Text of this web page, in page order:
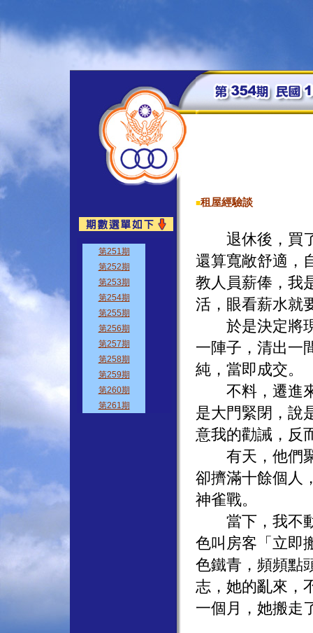
■租屋經驗談
退休後，買了
還算寬敞舒適，
教人員薪俸，我
活，眼看薪水就
於是決定將現
一陣子，清出一
純，當即成交。
不料，遷進來
是大門緊閉，說
意我的勸誡，反
有天，他們聚
卻擠滿十餘個人
神雀戰。
當下，我不動
色叫房客「立即
色鐵青，頻頻點
志，她的亂來，
一個月，她搬走